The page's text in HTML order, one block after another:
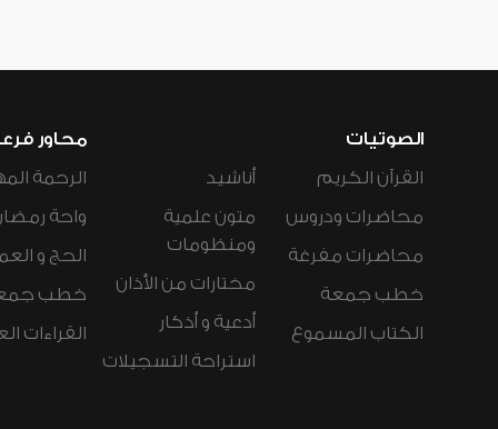
الصوتيات
القرآن الكريم
محاضرات ودروس
محاضرات مفرغة
خطب جمعة
الكتاب المسموع
أناشيد
متون علمية
ومنظومات
مختارات من الأذان
أدعية و أذكار
استراحة التسجيلات
محاور
الرحمة
واحة
الحج و
خطب
القراءات